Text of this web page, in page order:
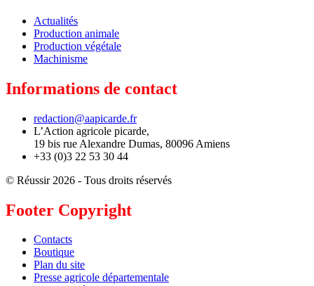
Actualités
Production animale
Production végétale
Machinisme
Informations de contact
redaction@aapicarde.fr
L’Action agricole picarde,
19 bis rue Alexandre Dumas, 80096 Amiens
+33 (0)3 22 53 30 44
© Réussir 2026 - Tous droits réservés
Footer Copyright
Contacts
Boutique
Plan du site
Presse agricole départementale